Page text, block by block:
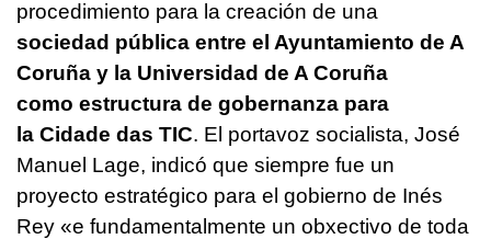
procedimiento para la creación de una
sociedad pública entre el Ayuntamiento de A
Coruña y la Universidad de A Coruña
como estructura de gobernanza para
la Cidade das TIC. El portavoz socialista, José
Manuel Lage, indicó que siempre fue un
proyecto estratégico para el gobierno de Inés
Rey «e fundamentalmente un obxectivo de toda